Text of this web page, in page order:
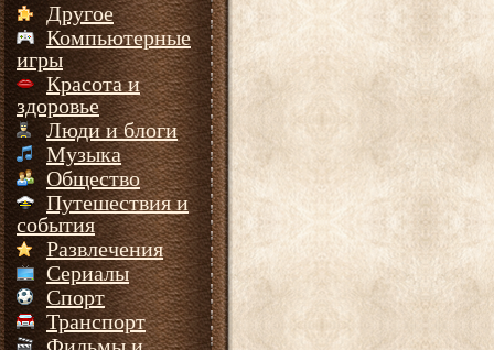
Другое
Компьютерные
игры
Красота и
здоровье
Люди и блоги
Музыка
Общество
Путешествия и
события
Развлечения
Сериалы
Спорт
Транспорт